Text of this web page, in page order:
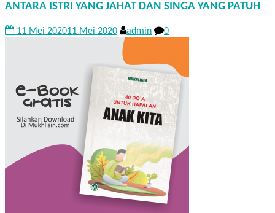
ANTARA ISTRI YANG JAHAT DAN SINGA YANG PATUH
11 Mei 202011 Mei 2020 admin 0